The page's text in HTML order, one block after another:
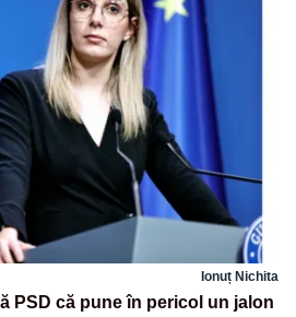
Ionuț Nichita
PSD că pune în pericol un jalon